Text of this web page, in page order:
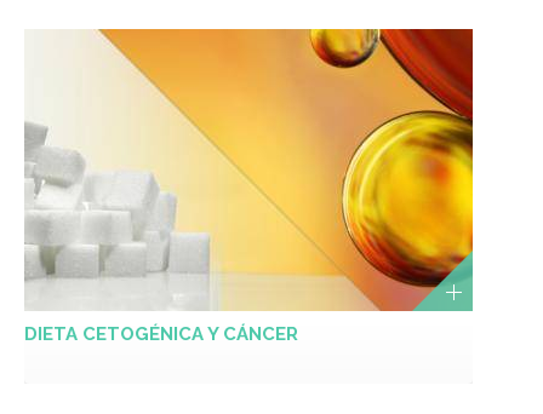
DIETA CETOGÉNICA Y CÁNCER